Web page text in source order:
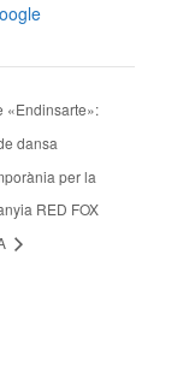
«Endinsarte»:
dansa
per la
RED FOX